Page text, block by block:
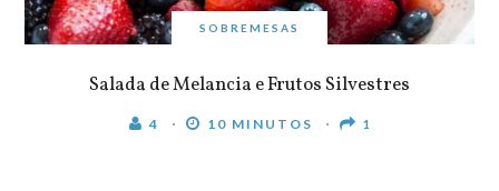
SOBREMESAS
Salada de Melancia e Frutos Silvestres
4 10 MINUTOS 1